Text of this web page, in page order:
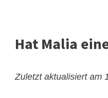
Hat Malia
Zuletzt aktualisiert am